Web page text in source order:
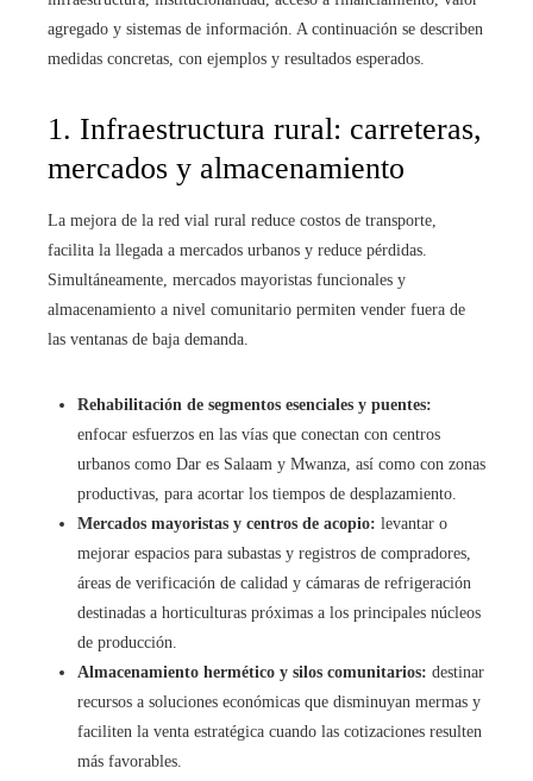
agregado y sistemas de información. A continuación se describen
medidas concretas, con ejemplos y resultados esperados.
1. Infraestructura rural: carreteras,
mercados y almacenamiento
La mejora de la red vial rural reduce costos de transporte,
facilita la llegada a mercados urbanos y reduce pérdidas.
Simultáneamente, mercados mayoristas funcionales y
almacenamiento a nivel comunitario permiten vender fuera de
las ventanas de baja demanda.
Rehabilitación de segmentos esenciales y puentes:
enfocar esfuerzos en las vías que conectan con centros
urbanos como Dar es Salaam y Mwanza, así como con zonas
productivas, para acortar los tiempos de desplazamiento.
Mercados mayoristas y centros de acopio: levantar o
mejorar espacios para subastas y registros de compradores,
áreas de verificación de calidad y cámaras de refrigeración
destinadas a horticulturas próximas a los principales núcleos
de producción.
Almacenamiento hermético y silos comunitarios: destinar
recursos a soluciones económicas que disminuyan mermas y
faciliten la venta estratégica cuando las cotizaciones resulten
más favorables.